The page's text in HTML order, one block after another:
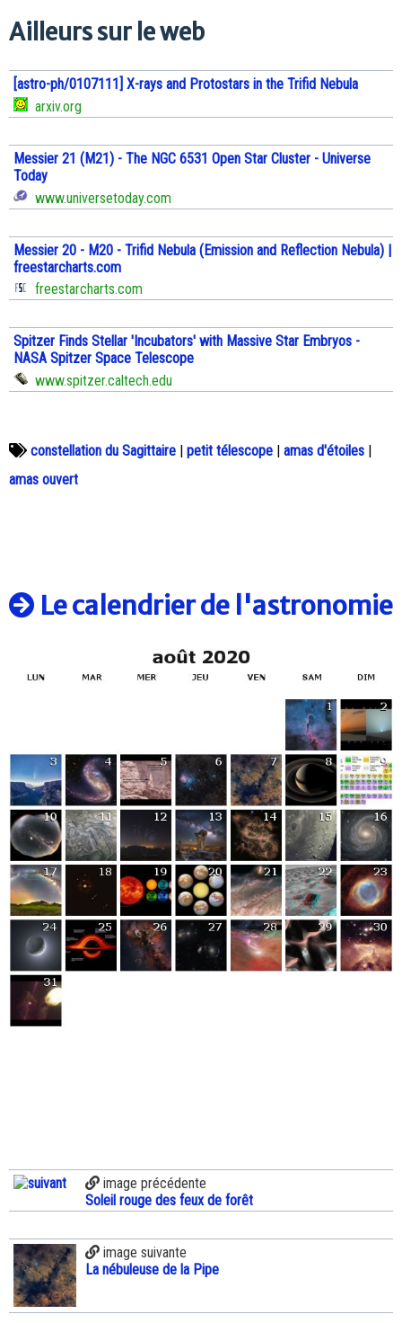
Ailleurs sur le web
[astro-ph/0107111] X-rays and Protostars in the Trifid Nebula
arxiv.org
Messier 21 (M21) - The NGC 6531 Open Star Cluster - Universe
Today
www.universetoday.com
Messier 20 - M20 - Trifid Nebula (Emission and Reflection Nebula) |
freestarcharts.com
freestarcharts.com
Spitzer Finds Stellar 'Incubators' with Massive Star Embryos -
NASA Spitzer Space Telescope
www.spitzer.caltech.edu
constellation du Sagittaire | petit télescope | amas d'étoiles |
amas ouvert
Le calendrier de l'astronomie
image précédente
Soleil rouge des feux de forêt
image suivante
La nébuleuse de la Pipe